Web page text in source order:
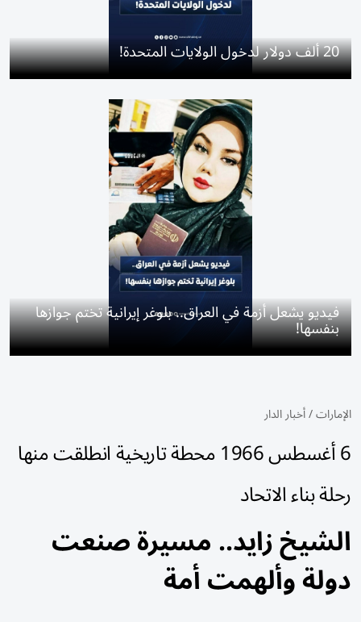
20 ألف دولار لدخول الولايات المتحدة!
فيديو يشعل أزمة في العراق.. بلوغر إيرانية تختم جوازها
بنفسها!
الإمارات/أخبار الدار
6 أغسطس 1966 محطة تاريخية انطلقت منها
رحلة بناء الاتحاد
الشيخ زايد.. مسيرة صنعت
دولة وألهمت أمة